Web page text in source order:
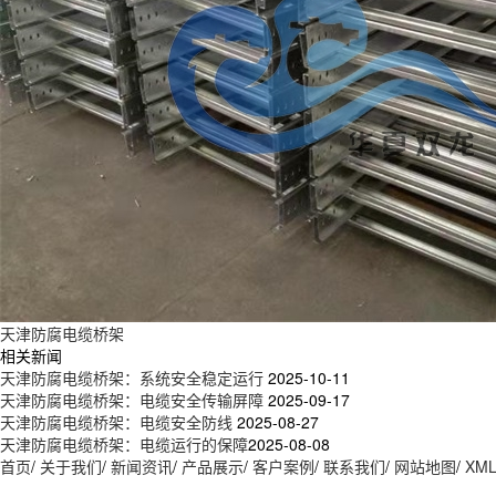
天津防腐电缆桥架
相关新闻
天津防腐电缆桥架：系统安全稳定运行 2025-10-11
天津防腐电缆桥架：电缆安全传输屏障 2025-09-17
天津防腐电缆桥架：电缆安全防线 2025-08-27
天津防腐电缆桥架：电缆运行的保障​2025-08-08
首页/ 关于我们/ 新闻资讯/ 产品展示/ 客户案例/ 联系我们/ 网站地图/ XML